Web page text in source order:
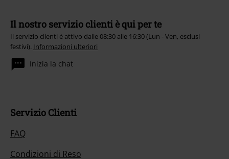
Il nostro servizio clienti è qui per te
Il servizio clienti è attivo dalle 08:30 alle 16:30 (Lun - Ven, esclusi
festivi). Informazioni ulteriori
Inizia la chat
Servizio Clienti
FAQ
Condizioni di Reso